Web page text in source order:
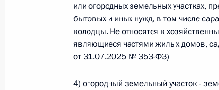
26 июля 2026 года
Федеральный закон от
26 июля 2026 года
или огородных земельных участках,
бытовых и иных нужд, в том числе
колодцы. Не относятся к
являющиеся частями жилых домов,
от 31.07.2025 № 353-ФЗ)
4) огородный земельный участок -